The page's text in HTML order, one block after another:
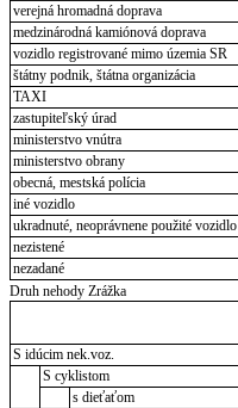
verejná hromadná doprava
medzinárodná kamiónová doprava
vozidlo registrované mimo územia SR
štátny podnik, štátna organizácia
TAXI
zastupiteľský úrad
ministerstvo vnútra
ministerstvo obrany
obecná, mestská polícia
iné vozidlo
ukradnuté, neoprávnene použité vozidlo
nezistené
nezadané
Druh nehody Zrážka
S idúcim nek.voz.
S cyklistom
s dieťaťom